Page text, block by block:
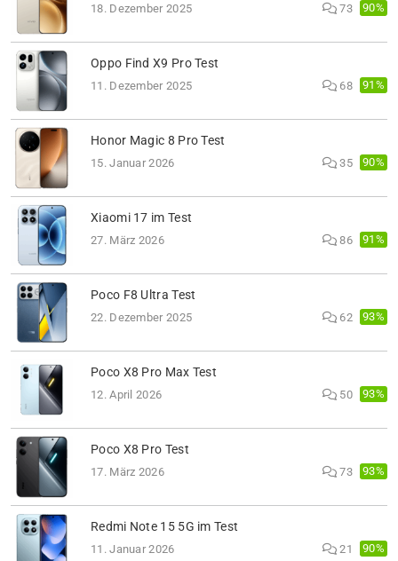
18. Dezember 2025 73 90%
Oppo Find X9 Pro Test
11. Dezember 2025 68 91%
Honor Magic 8 Pro Test
15. Januar 2026 35 90%
Xiaomi 17 im Test
27. März 2026 86 91%
Poco F8 Ultra Test
22. Dezember 2025 62 93%
Poco X8 Pro Max Test
12. April 2026 50 93%
Poco X8 Pro Test
17. März 2026 73 93%
Redmi Note 15 5G im Test
11. Januar 2026 21 90%